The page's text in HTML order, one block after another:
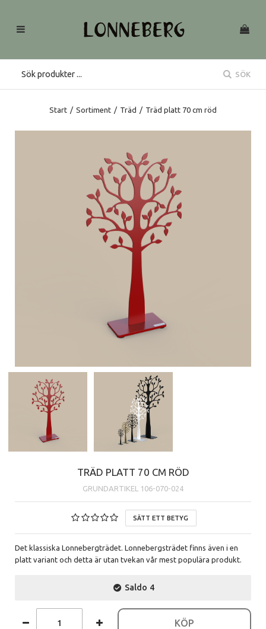
SÖK
Start / Sortiment / Träd / Träd platt 70 cm röd
TRÄD PLATT 70 CM RÖD
GRUNDARTIKEL 106-070-024
SÄTT ETT BETYG
Det klassiska Lonnebergträdet. Lonnebergsträdet finns även i en
platt variant och detta är utan tvekan vår mest populära produkt.
Saldo 4
KÖP